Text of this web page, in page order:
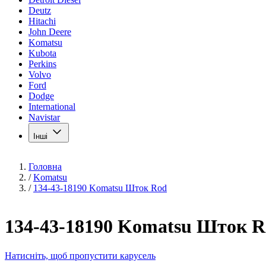
Deutz
Hitachi
John Deere
Komatsu
Kubota
Perkins
Volvo
Ford
Dodge
International
Navistar
Інші
Головна
/ Komatsu
/ 134-43-18190 Komatsu Шток Rod
134-43-18190 Komatsu Шток
Натисніть, щоб пропустити карусель